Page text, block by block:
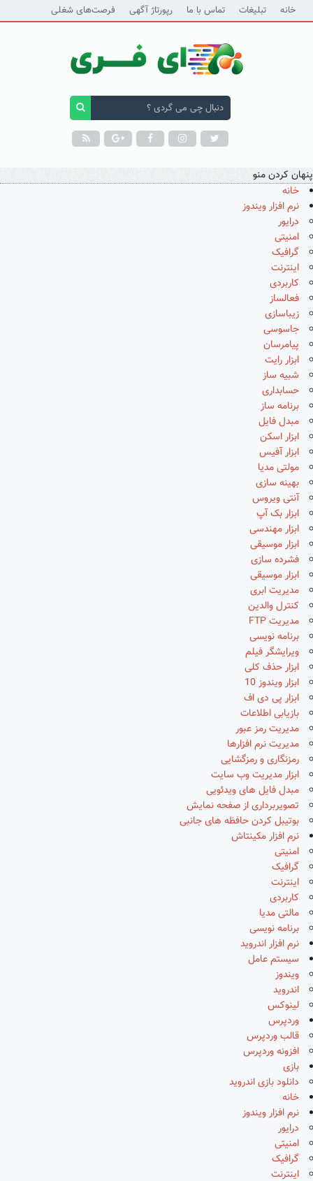
خانه تبلیغات تماس با ما رپورتاژ آگهی فرصت‌های شغلی
پنهان کردن منو
خانه
نرم افزار ویندوز
درایور
امنیتی
گرافیک
اینترنت
کاربردی
فعالساز
زیباسازی
جاسوسی
پیامرسان
ابزار رایت
شبیه ساز
حسابداری
برنامه ساز
مبدل فایل
ابزار اسکن
ابزار آفیس
مولتی مدیا
بهینه سازی
آنتی ویروس
ابزار بک آپ
ابزار مهندسی
ابزار موسیقی
فشرده سازی
ابزار موسیقی
مدیریت ابری
کنترل والدین
مدیریت FTP
برنامه نویسی
ویرایشگر فیلم
ابزار حذف کلی
ابزار ویندوز 10
ابزار پی دی اف
بازیابی اطلاعات
مدیریت رمز عبور
مدیریت نرم افزارها
رمزنگاری و رمزگشایی
ابزار مدیریت وب سایت
مبدل فایل های ویدئویی
تصویربرداری از صفحه نمایش
بوتیبل کردن حافظه های جانبی
نرم افزار مکینتاش
امنیتی
گرافیک
اینترنت
کاربردی
مالتی مدیا
برنامه نویسی
نرم افزار اندروید
سیستم عامل
ویندوز
اندروید
لینوکس
وردپرس
قالب وردپرس
افزونه وردپرس
بازی
دانلود بازی اندروید
خانه
نرم افزار ویندوز
درایور
امنیتی
گرافیک
اینترنت